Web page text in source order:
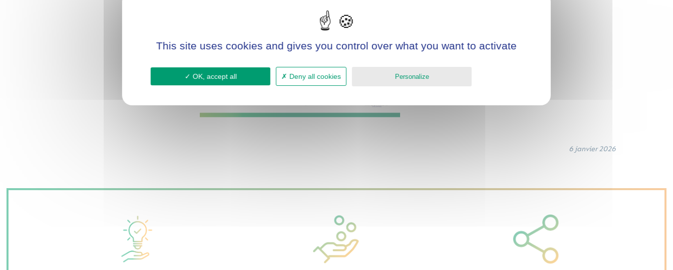
6 janvier 2026
This site uses cookies and gives you control over what you want to activate
OK, accept all Deny all cookies Personalize